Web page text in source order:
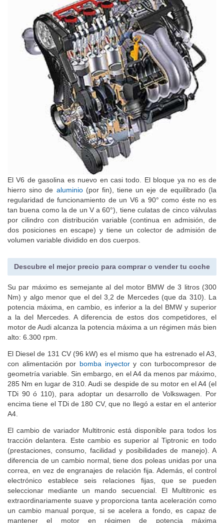
El V6 de gasolina es nuevo en casi todo. El bloque ya no es de
hierro sino de aluminio(por fin), tiene un eje de equilibrado (la
regularidad de funcionamiento de un V6 a 90° como éste no es
tan buena como la de un V a 60°), tiene culatas de cinco válvulas
por cilindro con distribución variable (continua en admisión, de
dos posiciones en escape) y tiene un colector de admisión de
Descubre el mejor precio para comprar o vender tu coche
Su par máximo es semejante al del motor BMW de 3 litros (300
Nm) y algo menor que el del 3,2 de Mercedes (que da 310). La
potencia máxima, en cambio, es inferior a la del BMW y superior
a la del Mercedes. A diferencia de estos dos competidores, el
motor de Audi alcanza la potencia máxima a un régimen más bien
El Diesel de 131 CV (96 kW) es el mismo que ha estrenado el A3,
con alimentación porbomba inyectory con turbocompresor de
geometría variable. Sin embargo, en el A4 da menos par máximo,
285 Nm en lugar de 310. Audi se despide de su motor en el A4 (el
TDi 90 ó 110), para adoptar un desarrollo de Volkswagen. Por
encima tiene el TDi de 180 CV, que no llegó a estar en el anterior
El cambio de variador Multitronic está disponible para todos los
tracción delantera. Este cambio es superior al Tiptronic en todo
(prestaciones, consumo, facilidad y posibilidades de manejo). A
diferencia de un cambio normal, tiene dos poleas unidas por una
correa, en vez de engranajes de relación fija. Además, el control
electrónico establece seis relaciones fijas, que se pueden
seleccionar mediante un mando secuencial. El Multitronic es
extraordinariamente suave y proporciona tanta aceleración como
un cambio manual porque, si se acelera a fondo, es capaz de